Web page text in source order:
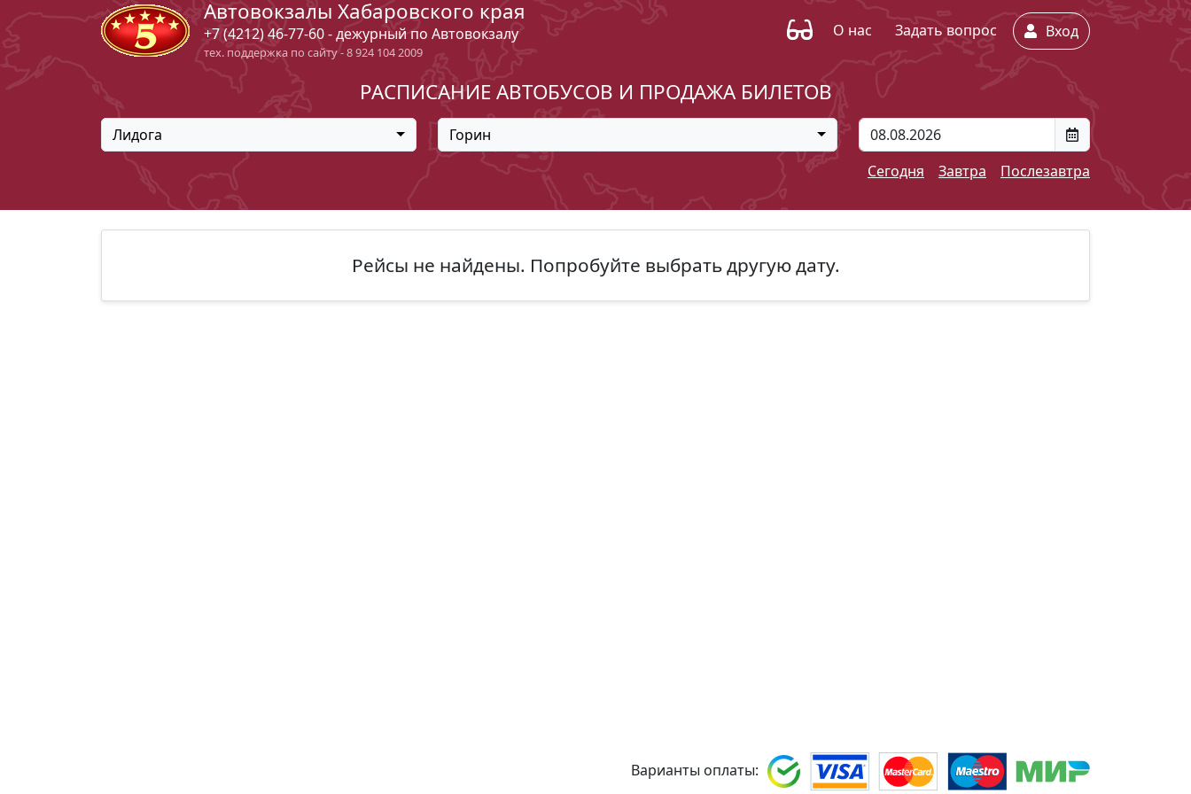
Автовокзалы Хабаровского края
+7 (4212) 46-77-60 - дежурный по Автовокзалу
тех. поддержка по сайту - 8 924 104 2009
О нас Задать вопрос Вход
РАСПИСАНИЕ АВТОБУСОВ И ПРОДАЖА БИЛЕТОВ
Лидога
Горин
Сегодня
Завтра Послезавтра
Рейсы не найдены. Попробуйте выбрать другую дату.
Варианты оплаты: